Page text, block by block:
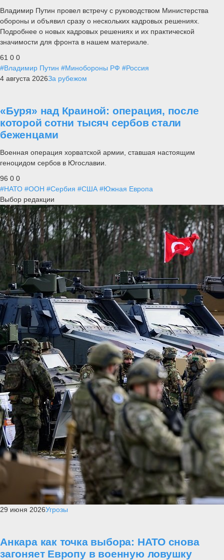
Владимир Путин провел встречу с руководством Министерства
обороны и объявил сразу о нескольких кадровых решениях.
Подробнее о новых кадровых решениях и их практической
значимости для фронта в нашем материале.
61 0 0
#Владимир Путин #Минобороны РФ #Россия
4 августа 2026За рубежом
«Буря» над Краиной: операция, после
которой сотни тысяч сербов стали
беженцами
Военная операция хорватской армии, ставшая настоящим
геноцидом сербов в Югославии.
96 0 0
#НАТО #ООН #Сербия #США #Южная Европа
Выбор редакции
29 июня 2026Угрозы
Анкара как точка выбора: НАТО снова
загоняет Европу в военную ловушку